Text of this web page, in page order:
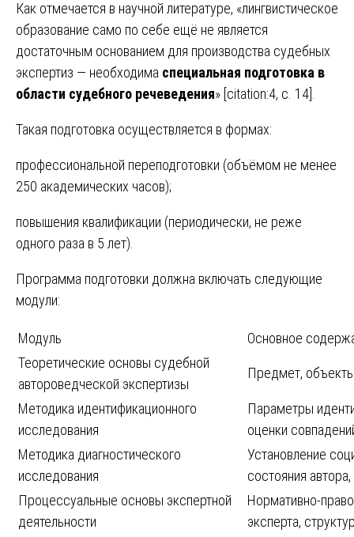
Как отмечается в научной литературе, «лингвистическое
образование само по себе ещё не является
достаточным основанием для производства судебных
экспертиз — необходима специальная подготовка в
области судебного речеведения» [citation:4, с. 14].
Такая подготовка осуществляется в формах:
профессиональной переподготовки (объёмом не менее
250 академических часов);
повышения квалификации (периодически, не реже
одного раза в 5 лет).
Программа подготовки должна включать следующие
модули:
Модуль
Основное
Теоретические основы судебной
автороведческой экспертизы
Предмет,
Методика идентификационного
исследования
Параметры
оценки
Методика диагностического
исследования
Установление
состояния
Процессуальные основы экспертной
деятельности
Нормативно-
эксперта,